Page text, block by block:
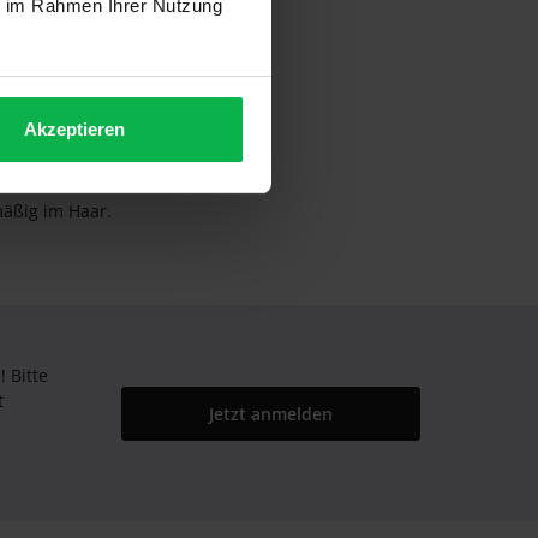
Rahmen Ihrer Nutzung
Akzeptieren
im Haar.
Bitte
Jetzt anmelden